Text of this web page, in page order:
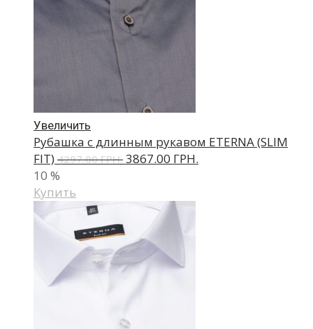
Увеличить
Рубашка с длинным рукавом ETERNA (SLIM
FIT) 4297.00 ГРН. 3867.00 ГРН.
10 %
Купить